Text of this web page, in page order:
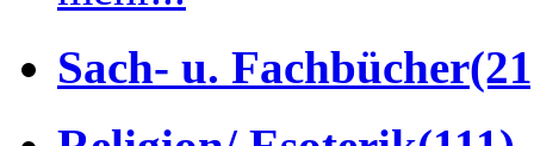
Sach- u. Fachbücher